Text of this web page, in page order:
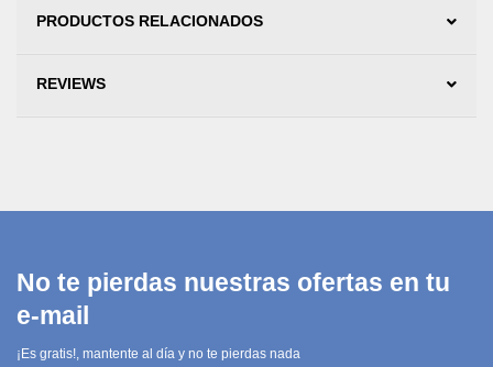
PRODUCTOS RELACIONADOS
REVIEWS
No te pierdas nuestras ofertas en tu
e-mail
¡Es gratis!, mantente al día y no te pierdas nada